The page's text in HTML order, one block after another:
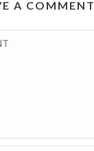
A COMMENT